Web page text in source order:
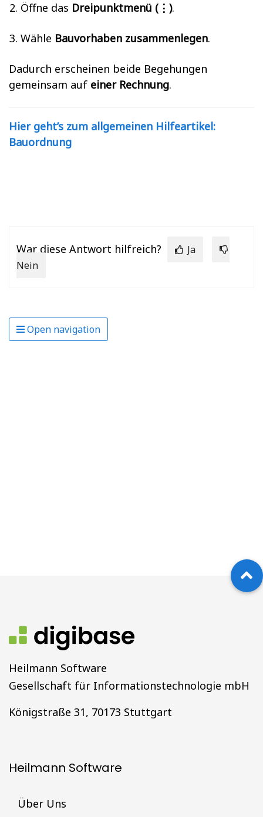
Öffne das Dreipunktmenü (⋮).
Wähle Bauvorhaben zusammenlegen.
Dadurch erscheinen beide Begehungen
gemeinsam auf einer Rechnung.
Hier geht’s zum allgemeinen Hilfeartikel:
Bauordnung
War diese Antwort hilfreich?
Ja
Nein
Open navigation
Heilmann Software
Gesellschaft für Informationstechnologie mbH
Königstraße 31, 70173 Stuttgart
Heilmann Software
Über Uns